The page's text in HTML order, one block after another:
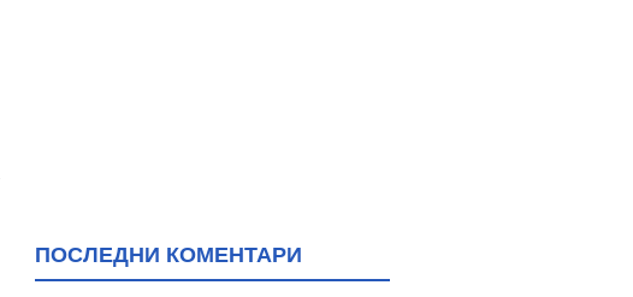
ПОСЛЕДНИ КОМЕНТАРИ